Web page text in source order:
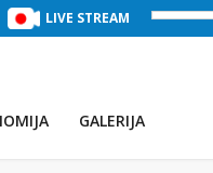
(Voda:28 °C, Salinitet:32
LIVE STREAM
GALERIJA